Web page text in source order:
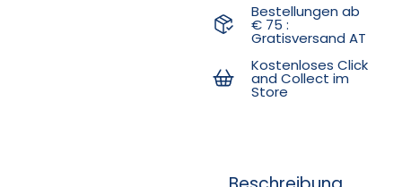
Bestellungen ab
€ 75 :
Gratisversand AT
Kostenloses Click
and Collect im
Store